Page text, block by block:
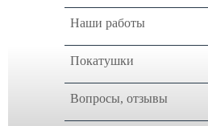
Наши работы
Покатушки
Вопросы, отзывы